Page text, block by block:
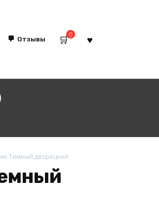
Отзывы
0
Темный дворецкий